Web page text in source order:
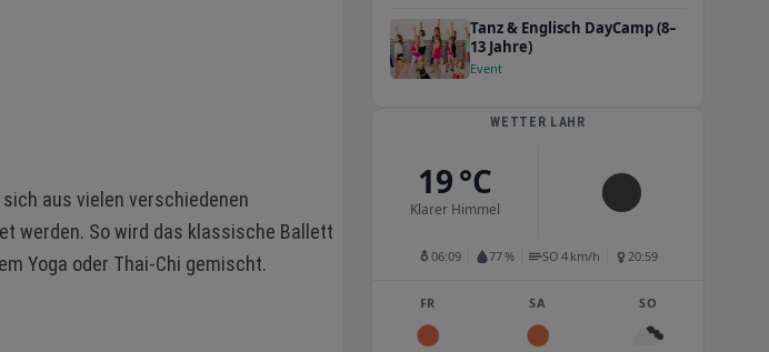
aus vielen verschiedenen
werden. So wird das klassische Ballett
Yoga oder Thai-Chi gemischt.
Tanz & Englisch DayCamp (8–
13 Jahre)
Event
WETTER LAHR
19 °C
Klarer Himmel
06:09 77 % SO 4 km/h 20:59
FR SA SO